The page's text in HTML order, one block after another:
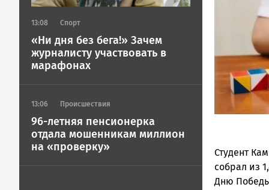
13:08 Спорт
«Ни дня без бега!» Зачем
журналисту участвовать в
марафонах
13:06 Происшествия
96-летняя пенсионерка
отдала мошенникам миллион
на «проверку»
Студент
собрал из
Дню